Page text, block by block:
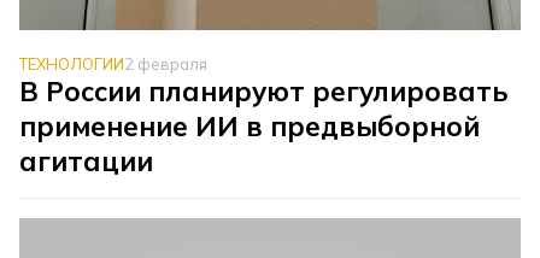
ТЕХНОЛОГИИ2 февраля
В России планируют регулировать
применение ИИ в предвыборной
агитации